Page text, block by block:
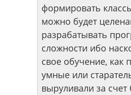
формировать
можно будет
разрабатывать
сложности ибо
свое обучение, как
умные или
выруливали за счет